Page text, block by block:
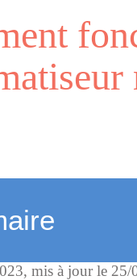
, mis à jour le 25/